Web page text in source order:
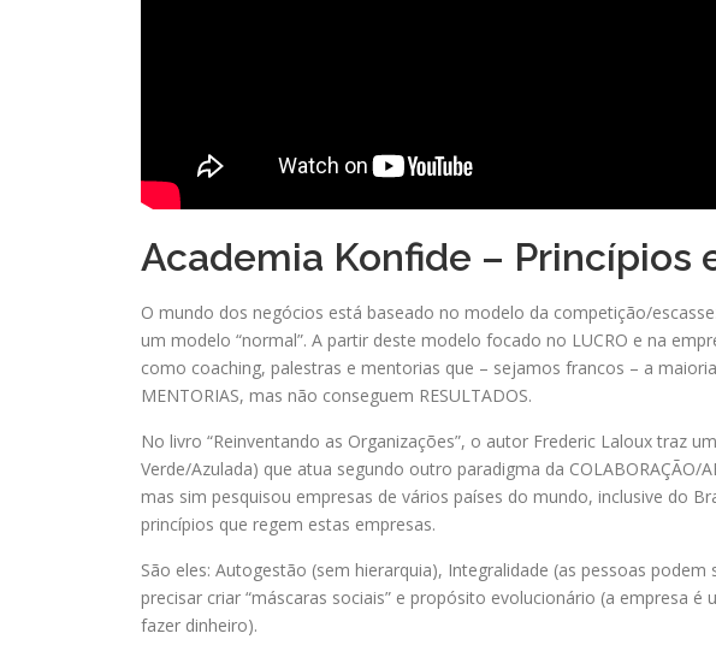
Academia Konfide – Princípios
O mundo dos negócios está baseado no modelo da competição/
um modelo “normal”. A partir deste modelo focado no LUCRO e na
como coaching, palestras e mentorias que – sejamos francos – a
MENTORIAS, mas não conseguem RESULTADOS.
No livro “Reinventando as Organizações”, o autor Frederic Laloux traz
Verde/Azulada) que atua segundo outro paradigma da COLABORAÇÃO/
mas sim pesquisou empresas de vários países do mundo, inclusive do
princípios que regem estas empresas.
São eles: Autogestão (sem hierarquia), Integralidade (as pessoas
precisar criar “máscaras sociais” e propósito evolucionário (a empresa
fazer dinheiro).